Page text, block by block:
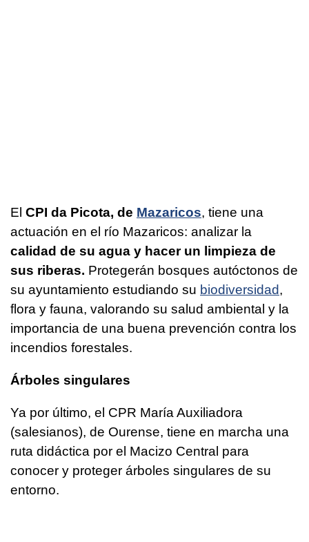
El CPI da Picota, de Mazaricos, tiene una
actuación en el río Mazaricos: analizar la
calidad de su agua y hacer un limpieza de
sus riberas. Protegerán bosques autóctonos de
su ayuntamiento estudiando su biodiversidad,
flora y fauna, valorando su salud ambiental y la
importancia de una buena prevención contra los
incendios forestales.
Árboles singulares
Ya por último, el CPR María Auxiliadora
(salesianos), de Ourense, tiene en marcha una
ruta didáctica por el Macizo Central para
conocer y proteger árboles singulares de su
entorno.